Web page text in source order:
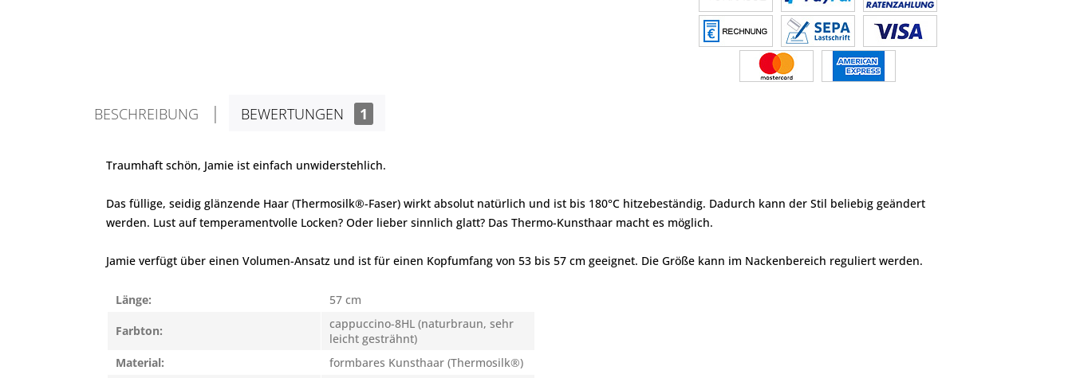
BESCHREIBUNG BEWERTUNGEN 1
Traumhaft schön, Jamie ist einfach unwiderstehlich.
Das füllige, seidig glänzende Haar (Thermosilk®-Faser) wirkt absolut natürlich und ist bis 180°C hitzebeständig. Dadurch kann der Stil beliebig geändert
werden. Lust auf temperamentvolle Locken? Oder lieber sinnlich glatt? Das Thermo-Kunsthaar macht es möglich.
Jamie verfügt über einen Volumen-Ansatz und ist für einen Kopfumfang von 53 bis 57 cm geeignet. Die Größe kann im Nackenbereich reguliert werden.
Länge: 57 cm
Farbton:
cappuccino-8HL (naturbraun, sehr
leicht gesträhnt)
Material:
formbares Kunsthaar (Thermosilk®)